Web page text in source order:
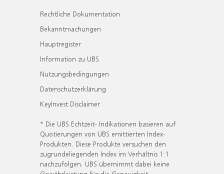
Rechtliche Dokumentation
Bekanntmachungen
Hauptregister
Information zu UBS
Nutzungsbedingungen
Datenschutzerklärung
KeyInvest Disclaimer
* Die UBS Echtzeit- Indikationen basieren auf
Quotierungen von UBS emittierten Index-
Produkten. Diese Produkte versuchen den
zugrundeliegenden Index im Verhältnis 1:1
nachzufolgen. UBS übernimmt dabei keine